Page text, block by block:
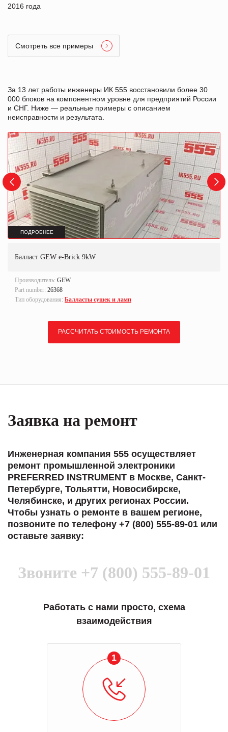
2016 года
Смотреть все примеры
За 13 лет работы инженеры ИК 555 восстановили более 30
000 блоков на компонентном уровне для предприятий России
и СНГ. Ниже — реальные примеры с описанием
неисправности и результата.
ПОДРОБНЕЕ
Балласт GEW e-Brick 9kW
Производитель: GEW
Part number: 26368
Тип оборудования: Балласты сушек и ламп
РАССЧИТАТЬ СТОИМОСТЬ РЕМОНТА
Заявка на ремонт
Инженерная компания 555 осуществляет
ремонт промышленной электроники
PREFERRED INSTRUMENT в Москве, Санкт-
Петербурге, Тольятти, Новосибирске,
Челябинске, и других регионах России.
Чтобы узнать о ремонте в вашем регионе,
позвоните по телефону +7 (800) 555-89-01 или
оставьте заявку:
Звоните +7 (800) 555-89-01
Работать с нами просто, схема
взаимодействия
1